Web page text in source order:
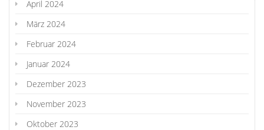
April 2024
März 2024
Februar 2024
Januar 2024
Dezember 2023
November 2023
Oktober 2023